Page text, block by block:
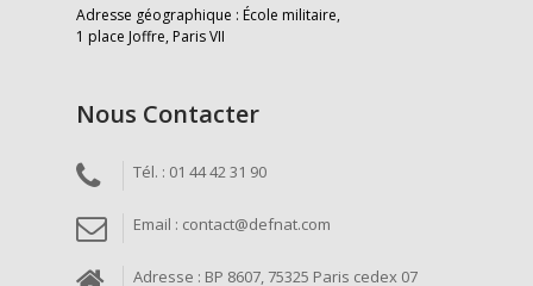
Adresse géographique : École militaire,
1 place Joffre, Paris VII
Nous Contacter
Tél. : 01 44 42 31 90
Email : contact@defnat.com
Adresse : BP 8607, 75325 Paris cedex 07